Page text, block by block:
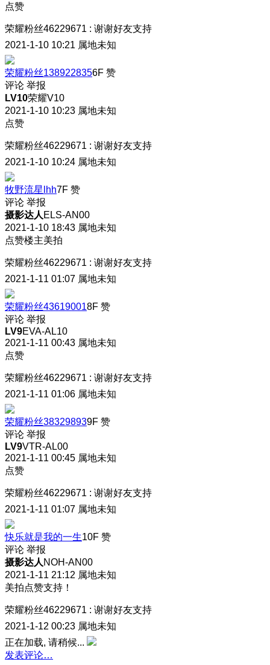
点赞
荣耀粉丝46229671 : 谢谢好友支持
2021-1-10 10:21 属地未知
荣耀粉丝1389228356F 赞
评论 举报
LV10荣耀V10
2021-1-10 10:23 属地未知
点赞
荣耀粉丝46229671 : 谢谢好友支持
2021-1-10 10:24 属地未知
牧野流星lhh7F 赞
评论 举报
摄影达人 ELS-AN00
2021-1-10 18:43 属地未知
点赞楼主美拍
荣耀粉丝46229671 : 谢谢好友支持
2021-1-11 01:07 属地未知
荣耀粉丝436190018F 赞
评论 举报
LV9EVA-AL10
2021-1-11 00:43 属地未知
点赞
荣耀粉丝46229671 : 谢谢好友支持
2021-1-11 01:06 属地未知
荣耀粉丝383298939F 赞
评论 举报
LV9VTR-AL00
2021-1-11 00:45 属地未知
点赞
荣耀粉丝46229671 : 谢谢好友支持
2021-1-11 01:07 属地未知
快乐就是我的一生10F 赞
评论 举报
摄影达人 NOH-AN00
2021-1-11 21:12 属地未知
美拍点赞支持！
荣耀粉丝46229671 : 谢谢好友支持
2021-1-12 00:23 属地未知
正在加载, 请稍候...
发表评论…